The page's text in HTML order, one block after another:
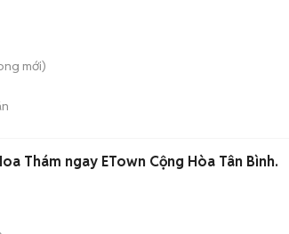
mới)
Thám ngay ETown Cộng Hòa Tân Bình.